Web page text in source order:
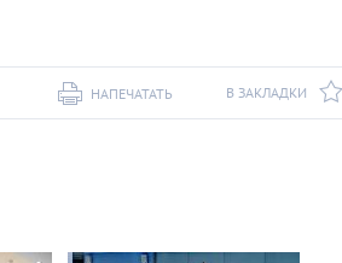
В ЗАКЛАДКИ
НАПЕЧАТАТЬ